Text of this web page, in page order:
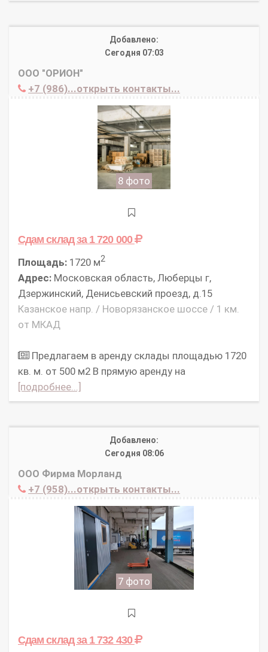
Добавлено:
Сегодня 07:03
ООО "ОРИОН"
+7 (986)...открыть контакты...
8 фото
Сдам складза 1 720 000
Площадь: 1720 м2
Адрес: Московская область, Люберцы г,
Дзержинский, Денисьевский проезд, д.15
Казанское напр. / Новорязанское шоссе / 1 км.
от МКАД
Предлагаем в аренду склады площадью 1720
кв. м. от 500 м2 В прямую аренду на
[подробнее...]
Добавлено:
Сегодня 08:06
ООО Фирма Морланд
+7 (958)...открыть контакты...
7 фото
Сдам складза 1 732 430